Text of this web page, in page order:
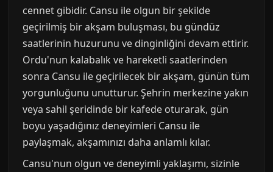
cennet gibidir. Cansu ile olgun bir şekilde
geçirilmiş bir akşam buluşması, bu gündüz
saatlerinin huzurunu ve dinginliğini devam ettirir.
Ordu'nun kalabalık ve hareketli saatlerinden
sonra Cansu ile geçirilecek bir akşam, günün tüm
yorgunluğunu unutturur. Şehrin merkezine yakın
veya sahil şeridinde bir kafede oturarak, gün
boyu yaşadığınız deneyimleri Cansu ile
paylaşmak, akşamınızı daha anlamlı kılar.
Cansu'nun olgun ve deneyimli yaklaşımı, sizinle